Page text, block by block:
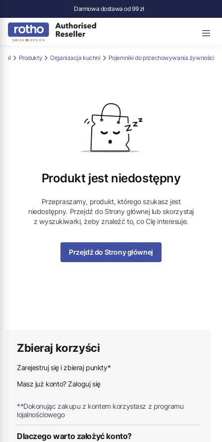
Darmowa dostawa od 99 zł
Produkty Organizacja kuchni Pojemniki do przechowywania żywności
Produkt jest niedostępny
Przepraszamy, produkt, którego szukasz jest
niedostępny. Przejdź do Strony głównej lub skorzystaj
z wyszukiwarki, żeby znaleźć to, co Cię interesuje.
Przejdź do Strony głównej
Zbieraj korzyści
Zarejestruj się i zbieraj punkty*
Masz już konto? Zaloguj się
**Dokonując zakupu z kontem korzystasz z programu
lojalnościowego
Dlaczego warto założyć konto?